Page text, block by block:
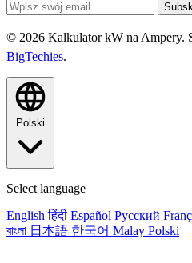
© 2026 Kalkulator kW na Ampery.
BigTechies.
Polski
Select language
English हिंदी Español Русский
বাংলা 日本語 한국어 Malay Polski